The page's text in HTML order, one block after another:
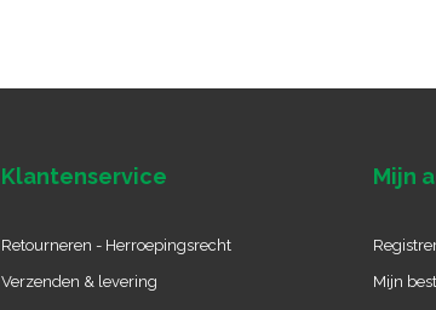
Klantenservice
Retourneren - Herroepingsrecht
Verzenden & levering
Mijn
Mijn